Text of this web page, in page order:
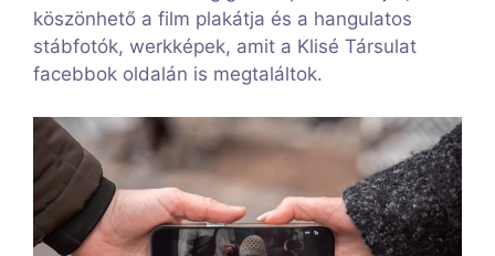
köszönhető a film plakátja és a hangulatos
stábfotók, werkképek, amit a Klisé Társulat
facebbok oldalán is megtaláltok.